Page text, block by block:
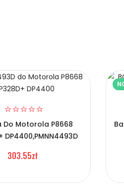
w ciągu 30 dni
dostawa
ładowarki
urządzenia
Baterie do
Do Motorola P8668
DP4400,PMNN4493D
303.55zł